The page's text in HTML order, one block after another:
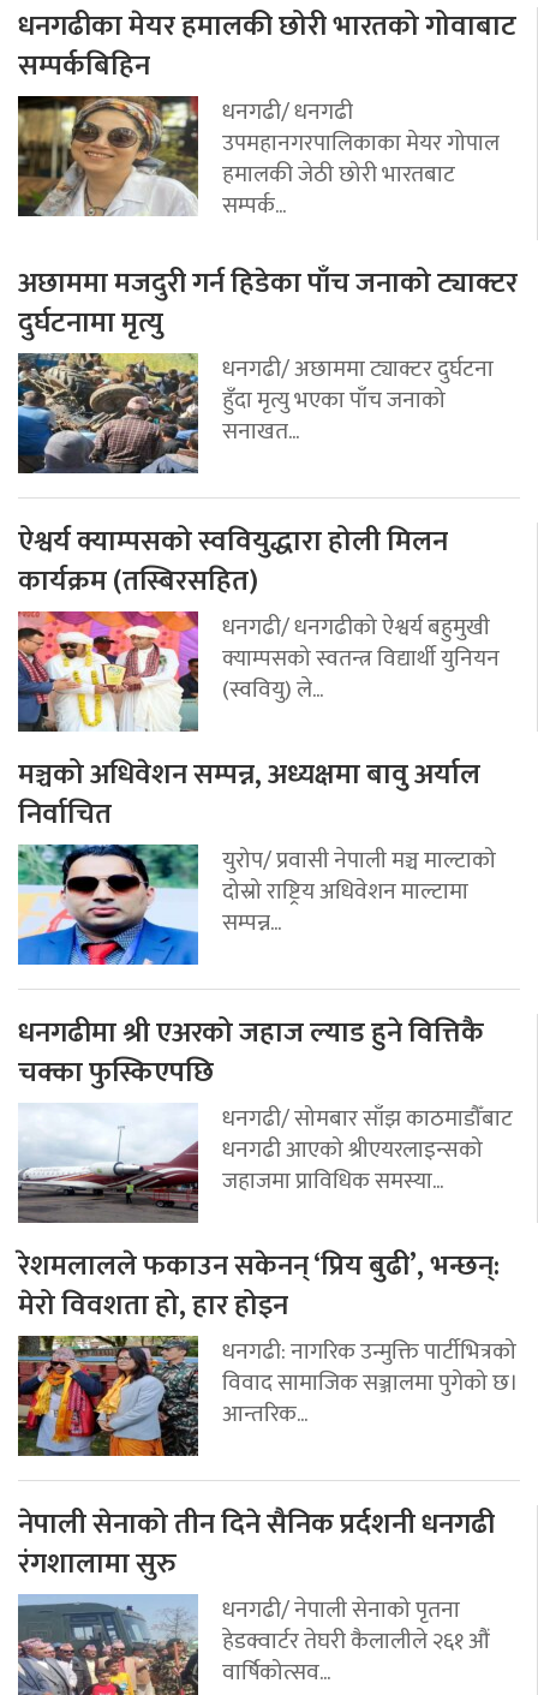
धनगढीका मेयर हमालकी छोरी भारतको गोवाबाट
सम्पर्कबिहिन
धनगढी/ धनगढी
उपमहानगरपालिकाका मेयर गोपाल
हमालकी जेठी छोरी भारतबाट
सम्पर्क...
अछाममा मजदुरी गर्न हिडेका पाँच जनाको ट्याक्टर
दुर्घटनामा मृत्यु
धनगढी/ अछाममा ट्याक्टर दुर्घटना
हुँदा मृत्यु भएका पाँच जनाको
सनाखत...
ऐश्वर्य क्याम्पसको स्ववियुद्धारा होली मिलन
कार्यक्रम (तस्बिरसहित)
धनगढी/ धनगढीको ऐश्वर्य बहुमुखी
क्याम्पसको स्वतन्त्र विद्यार्थी युनियन
(स्ववियु) ले...
मञ्चको अधिवेशन सम्पन्न, अध्यक्षमा बावु अर्याल
निर्वाचित
युरोप/ प्रवासी नेपाली मञ्च माल्टाको
दोस्रो राष्ट्रिय अधिवेशन माल्टामा
सम्पन्न...
धनगढीमा श्री एअरको जहाज ल्याड हुने वित्तिकै
चक्का फुस्किएपछि
धनगढी/ सोमबार साँझ काठमाडौँबाट
धनगढी आएको श्रीएयरलाइन्सको
जहाजमा प्राविधिक समस्या...
रेशमलालले फकाउन सकेनन् ‘प्रिय बुढी’, भन्छन्:
मेरो विवशता हो, हार होइन
धनगढी: नागरिक उन्मुक्ति पार्टीभित्रको
विवाद सामाजिक सञ्जालमा पुगेको छ।
आन्तरिक...
नेपाली सेनाको तीन दिने सैनिक प्रर्दशनी धनगढी
रंगशालामा सुरु
धनगढी/ नेपाली सेनाको पृतना
हेडक्वार्टर तेघरी कैलालीले २६१ औं
वार्षिकोत्सव...